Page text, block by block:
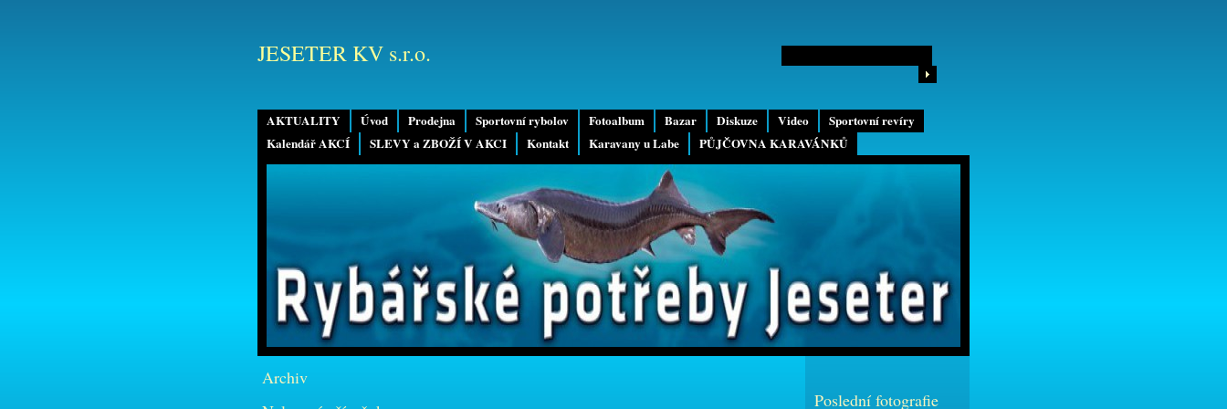
AKTUALITY Úvod Prodejna Sportovní rybolov Fotoalbum Bazar Diskuze Video
Sportovní revíry
Kalendář AKCÍ
SLEVY a ZBOŽÍ V AKCI Kontakt Karavany u Labe PŮJČOVNA KARAVÁNKŮ
JESETER KV s.r.o.
Archiv
Poslední fotografie